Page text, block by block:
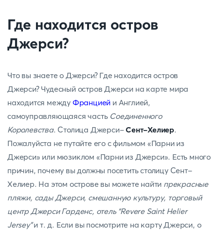
Где находится остров
Джерси?
Что вы знаете о Джерси? Где находится остров
Джерси? Чудесный остров Джерси на карте мира
находится между Францией и Англией,
самоуправляющаяся часть Соединенного
Королевства. Столица Джерси-Сент-Хелиер.
Пожалуйста не путайте его с фильмом «Парни из
Джерси» или мюзиклом «Парни из Джерси». Есть много
причин, почему вы должны посетить столицу Сент-
Хелиер. На этом острове вы можете найти прекрасные
пляжи, сады Джерси, смешанную культуру, торговый
центр Джерси Гарденс, отель “Revere Saint Helier
Jersey”и т. д. Если вы посмотрите на карту Джерси, о